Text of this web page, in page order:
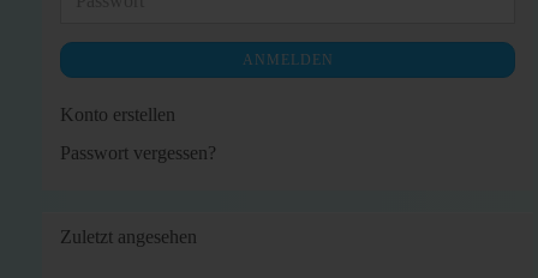
ANMELDEN
Konto erstellen
Passwort vergessen?
Zuletzt angesehen